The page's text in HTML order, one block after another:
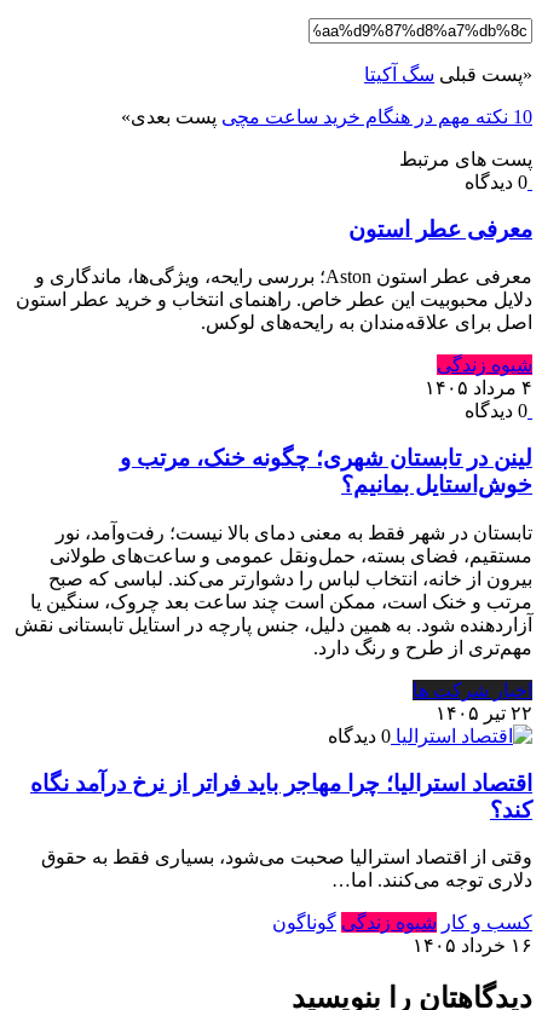
«پست قبلی سگ آکیتا
10 نکته مهم در هنگام خرید ساعت مچی پست بعدی»
پست های مرتبط
0 دیدگاه
معرفی عطر استون
معرفی عطر استون Aston؛ بررسی رایحه، ویژگی‌ها، ماندگاری و
دلایل محبوبیت این عطر خاص. راهنمای انتخاب و خرید عطر استون
اصل برای علاقه‌مندان به رایحه‌های لوکس.
شیوه زندگی
۴ مرداد ۱۴۰۵
0 دیدگاه
لینن در تابستان شهری؛ چگونه خنک، مرتب و
خوش‌استایل بمانیم؟
تابستان در شهر فقط به معنی دمای بالا نیست؛ رفت‌وآمد، نور
مستقیم، فضای بسته، حمل‌ونقل عمومی و ساعت‌های طولانی
بیرون از خانه، انتخاب لباس را دشوارتر می‌کند. لباسی که صبح
مرتب و خنک است، ممکن است چند ساعت بعد چروک، سنگین یا
آزاردهنده شود. به همین دلیل، جنس پارچه در استایل تابستانی نقش
مهم‌تری از طرح و رنگ دارد.
اخبار شرکت ها
۲۲ تیر ۱۴۰۵
0 دیدگاه
اقتصاد استرالیا⁠؛ چرا مهاجر باید فراتر از نرخ درآمد نگاه
کند⁠؟‏
وقتی از اقتصاد استرالیا صحبت می‌شود⁠، بسیاری فقط به حقوق
دلاری توجه می‌کنند⁠.‏ اما…
کسب و کار شیوه زندگی گوناگون
۱۶ خرداد ۱۴۰۵
دیدگاهتان را بنویسید